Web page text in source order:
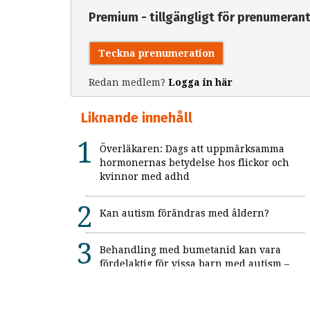
Premium - tillgängligt för
Teckna prenumeration
Redan medlem? Logga in här
Liknande innehåll
Överläkaren: Dags att uppmärksamma
hormonernas betydelse hos flickor och
kvinnor med adhd
Kan autism förändras med åldern?
Behandling med bumetanid kan vara
fördelaktig för vissa barn med autism –